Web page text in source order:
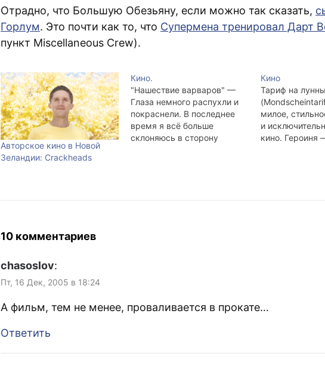
Отрадно, что Большую Обезьяну, если можно так сказать,
Горлум. Это почти как то, что Супермена тренировал Дарт
пункт Miscellaneous Crew).
Авторское кино в Новой
Зеландии: Crackheads
Кино.
"Нашествие варваров" —
Глаза немного распухли и
покраснели. В последнее
время я всё больше
склоняюсь в сторону
Кино
Тариф на
милое,
и
кино. Героиня
10 комментариев
chasoslov:
Пт, 16 Дек, 2005 в 18:24
А фильм, тем не менее, проваливается в прокате…
Ответить